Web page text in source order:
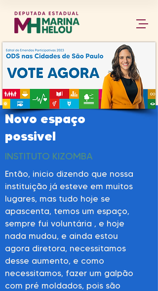
Novo espaço
possivel
INSTITUTO KIZOMBA
Então, inicio dizendo que nossa
instituição já esteve em muitos
lugares, mas tudo hoje se
apascenta, temos um espaço,
sempre fui voluntária , e hoje
nada mudou, e ainda estou
agora diretora, necessitamos
desse aumento, e como
necessitamos, fazer um galpão
com pré moldados, pois são